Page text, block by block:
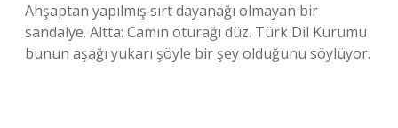
Ahşaptan yapılmış sırt dayanağı olmayan bir
sandalye. Altta: Camın oturağı düz. Türk Dil Kurumu
bunun aşağı yukarı şöyle bir şey olduğunu söylüyor.